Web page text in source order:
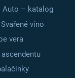
Auto – katalog
Svařené víno
vera